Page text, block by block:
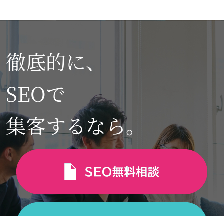
徹底的に、
SEOで
集客するなら。